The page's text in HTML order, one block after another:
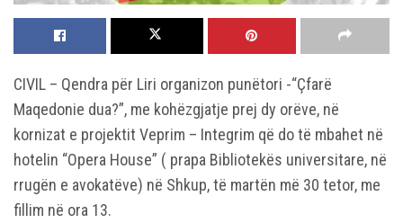
CIVIL – Qendra për Liri organizon punëtori -“Çfarë
Maqedonie dua?”, me kohëzgjatje prej dy orëve, në
kornizat e projektit Veprim – Integrim që do të mbahet në
hotelin “Opera House” ( prapa Bibliotekës universitare, në
rrugën e avokatëve) në Shkup, të martën më 30 tetor, me
fillim në ora 13.